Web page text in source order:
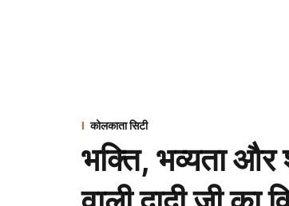
कोलकाता सिटी
भक्ति, भव्यता और